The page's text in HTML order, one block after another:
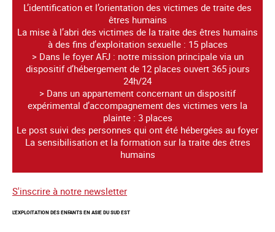
L’identification et l’orientation des victimes de traite des
êtres humains
La mise à l’abri des victimes de la traite des êtres humains
à des fins d’exploitation sexuelle : 15 places
> Dans le foyer AFJ : notre mission principale via un
dispositif d’hébergement de 12 places ouvert 365 jours
24h/24
> Dans un appartement concernant un dispositif
expérimental d’accompagnement des victimes vers la
plainte : 3 places
Le post suivi des personnes qui ont été hébergées au foyer
La sensibilisation et la formation sur la traite des êtres
humains
S'inscrire à notre newsletter
L'EXPLOITATION DES ENFANTS EN ASIE DU SUD EST